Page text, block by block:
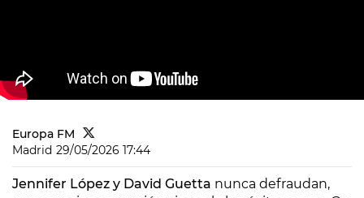
Europa FM
Madrid 29/05/2026 17:44
Jennifer López y David Guetta nunca defraudan,